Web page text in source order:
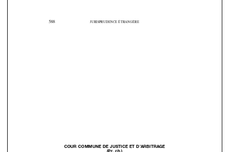
 

COUR COMMUNE DE JUSTICE ET D’ARBITRAGE